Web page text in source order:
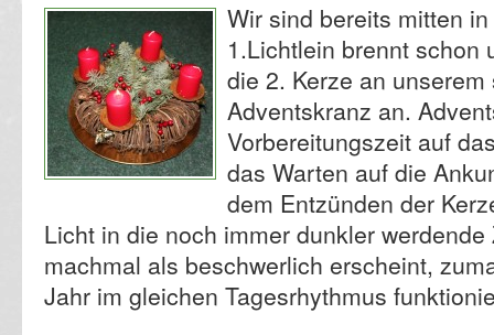
Wir sind bereits mitten
1.Lichtlein brennt schon
die 2. Kerze an
Adventskranz an.
Vorbereitungszeit auf
das Warten auf die
dem Entzünden der
Licht in die noch immer dunkler
machmal als beschwerlich erscheint,
Jahr im gleichen Tagesrhythmus